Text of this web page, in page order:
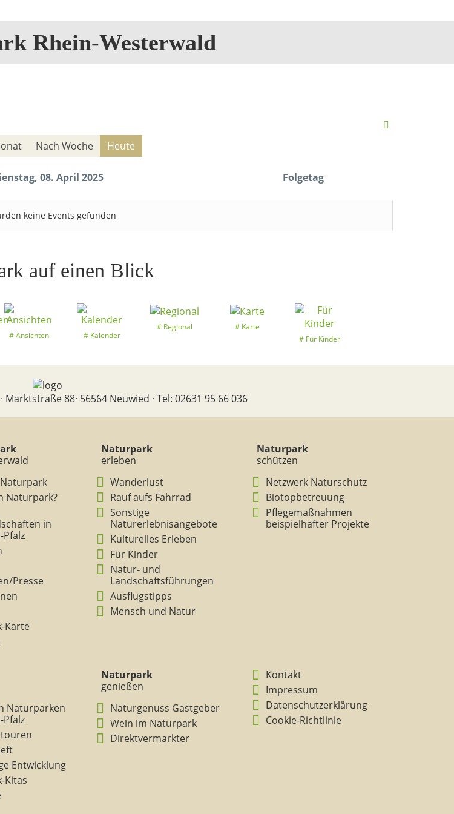
Rhein-Westerwald
Nach Woche Heute
08. April 2025 Folgetag
keine Events gefunden
auf einen Blick
Ansichten Kalender
Regional
Karte
Für Kinder
88· 56564 Neuwied · Tel: 02631 95 66 036
Naturpark?
in
Pfalz
Presse
Karte
Naturpark
erleben
Wanderlust
Rauf aufs Fahrrad
Sonstige
Naturerlebnisangebote
Kulturelles Erleben
Für Kinder
Natur- und
Landschaftsführungen
Ausflugstipps
Mensch und Natur
Naturpark
schützen
Netzwerk Naturschutz
Biotopbetreuung
Pflegemaßnahmen
beispielhafter Projekte
Naturparken
Pfalz
Entwicklung
Kitas
Naturpark
genießen
Naturgenuss Gastgeber
Wein im Naturpark
Direktvermarkter
Kontakt
Impressum
Datenschutzerklärung
Cookie-Richtlinie